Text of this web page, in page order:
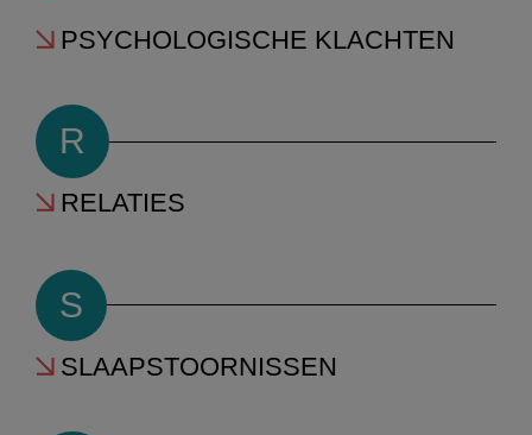
PSYCHOLOGISCHE KLACHTEN
R
RELATIES
S
SLAAPSTOORNISSEN